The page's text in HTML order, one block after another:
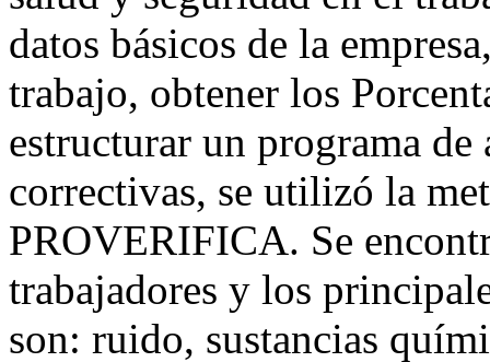
datos básicos de la
trabajo, obtener los
estructurar un programa
correctivas, se utilizó la
PROVERIFICA. Se
trabajadores y los
son: ruido, sustancias